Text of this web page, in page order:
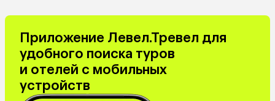
Приложение Левел.Тревел для
удобного поиска туров
и отелей с мобильных
устройств